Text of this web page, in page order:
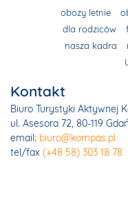
obozy letnie
dla rodziców
nasza kadra
Kontakt
Biuro Turystyki Aktywnej
ul. Asesora 72, 80-119
email: biuro@kompas.pl
tel/fax (+48 58) 303 18 78